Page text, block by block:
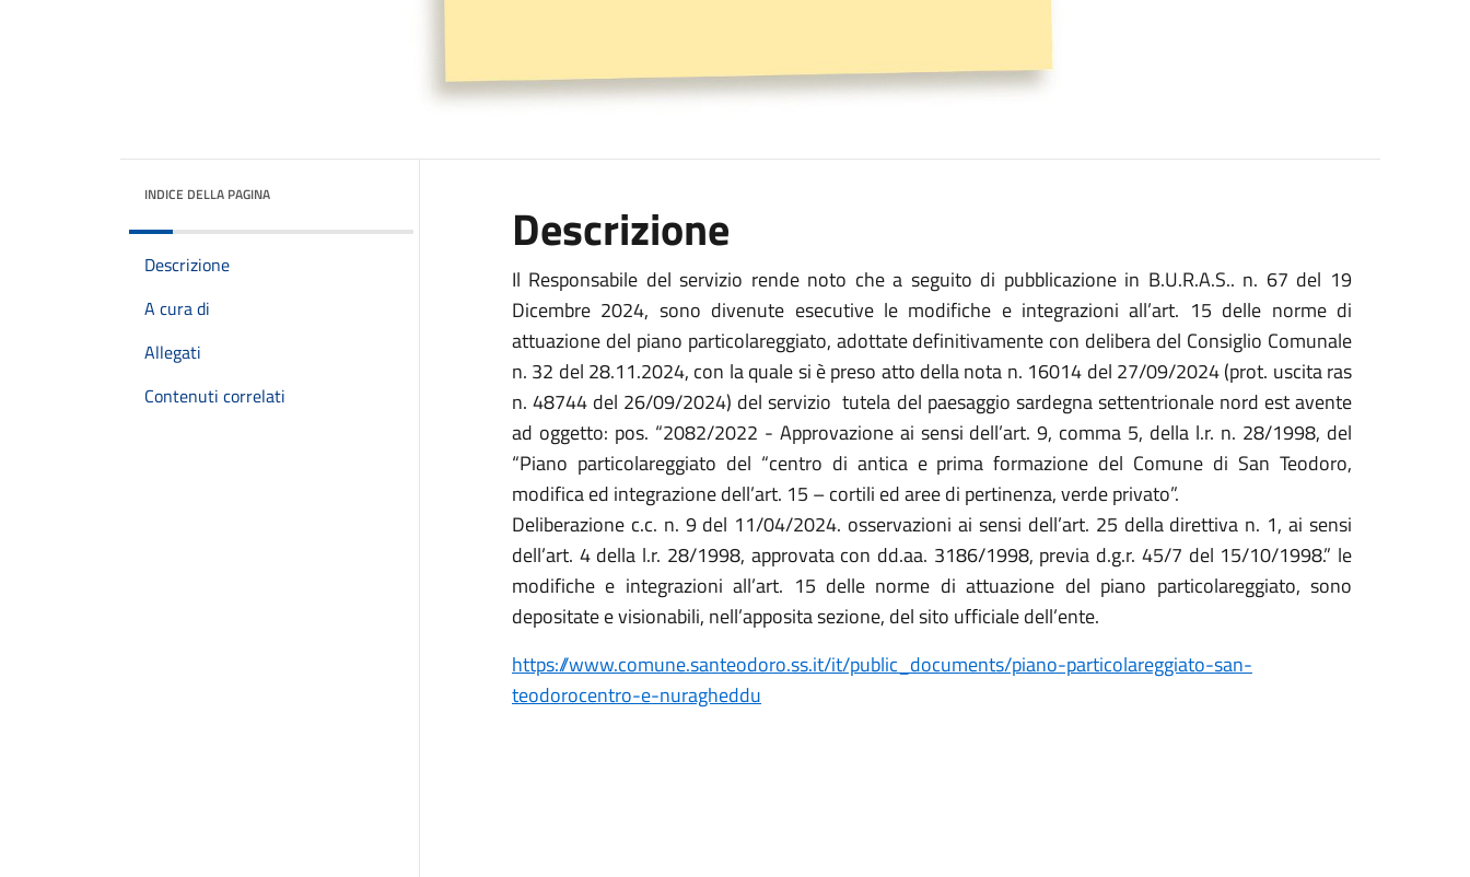
INDICE DELLA PAGINA
Descrizione
A cura di
Allegati
Contenuti correlati
Descrizione
Il Responsabile del servizio rende noto che a seguito di pubblicazione in B.U.R.A.S.. n. 67 del 19
Dicembre 2024, sono divenute esecutive le modifiche e integrazioni all’art. 15 delle norme di
attuazione del piano particolareggiato, adottate definitivamente con delibera del Consiglio Comunale
n. 32 del 28.11.2024, con la quale si è preso atto della nota n. 16014 del 27/09/2024 (prot. uscita ras
n. 48744 del 26/09/2024) del servizio tutela del paesaggio sardegna settentrionale nord est avente
ad oggetto: pos. “2082/2022 - Approvazione ai sensi dell’art. 9, comma 5, della l.r. n. 28/1998, del
“Piano particolareggiato del “centro di antica e prima formazione del Comune di San Teodoro,
modifica ed integrazione dell’art. 15 – cortili ed aree di pertinenza, verde privato”.
Deliberazione c.c. n. 9 del 11/04/2024. osservazioni ai sensi dell’art. 25 della direttiva n. 1, ai sensi
dell’art. 4 della l.r. 28/1998, approvata con dd.aa. 3186/1998, previa d.g.r. 45/7 del 15/10/1998.” le
modifiche e integrazioni all’art. 15 delle norme di attuazione del piano particolareggiato, sono
depositate e visionabili, nell’apposita sezione, del sito ufficiale dell’ente.
https://www.comune.santeodoro.ss.it/it/public_documents/piano-particolareggiato-san-
teodorocentro-e-nuragheddu